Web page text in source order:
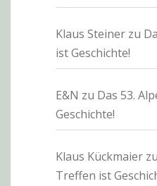
Klaus Steiner zu
ist Geschichte!
E&N zu Das 53.
Geschichte!
Klaus Kückmaier zu
Treffen ist